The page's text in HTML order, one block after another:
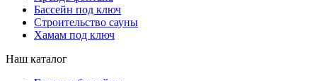
Бассейн под ключ
Строительство сауны
Хамам под ключ
Наш каталог